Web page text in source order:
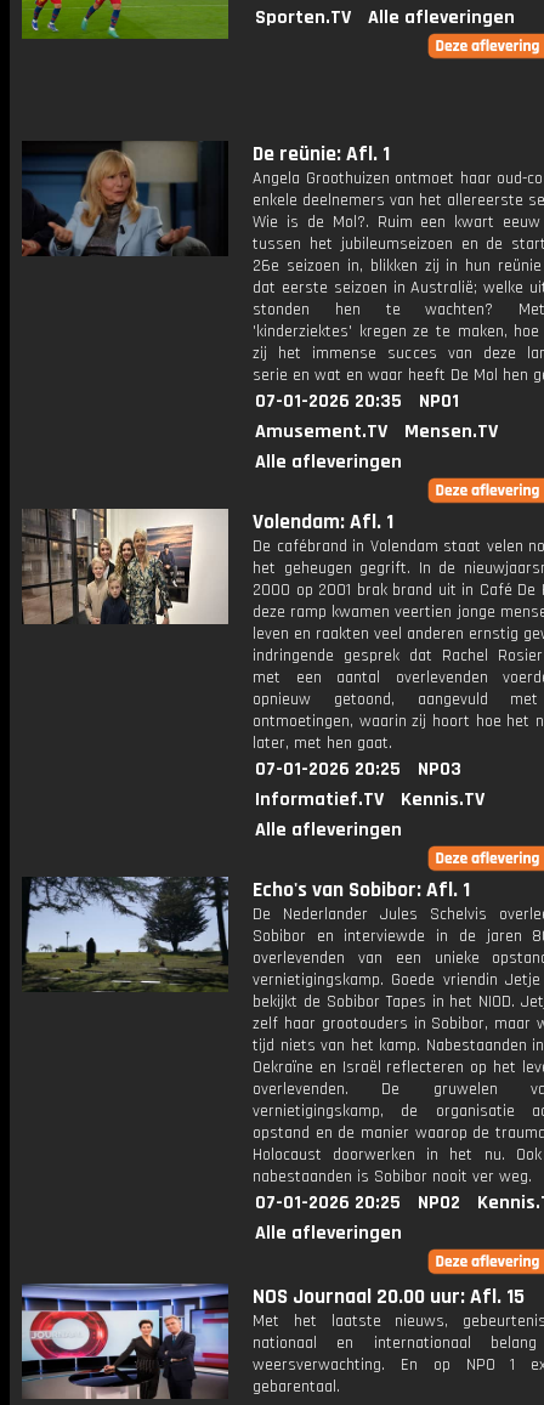
Sporten.TV
Alle afleveringen
De reünie: Afl. 1
Angela Groothuizen ontmoet haar oud-
enkele deelnemers van het allereerste
Wie is de Mol?. Ruim een kwart
tussen het jubileumseizoen en de
26e seizoen in, blikken zij in hun
dat eerste seizoen in Australië; welke
stonden hen te wachten?
'kinderziektes' kregen ze te maken,
zij het immense succes van deze
serie en wat en waar heeft De Mol hen
07-01-2026 20:35
NPO1
Amusement.TV
Mensen.TV
Alle afleveringen
Volendam: Afl. 1
De cafébrand in Volendam staat velen
het geheugen gegrift. In de
2000 op 2001 brak brand uit in Café De
deze ramp kwamen veertien jonge
leven en raakten veel anderen ernstig
indringende gesprek dat Rachel
met een aantal overlevenden
opnieuw getoond, aangevuld
ontmoetingen, waarin zij hoort hoe het
later, met hen gaat.
07-01-2026 20:25
NPO3
Informatief.TV
Kennis.TV
Alle afleveringen
Echo's van Sobibor: Afl. 1
De Nederlander Jules Schelvis
Sobibor en interviewde in de jaren
overlevenden van een unieke
vernietigingskamp. Goede vriendin
bekijkt de Sobibor Tapes in het NIOD.
zelf haar grootouders in Sobibor, maar
tijd niets van het kamp. Nabestaanden
Oekraïne en Israël reflecteren op het
overlevenden. De gruwelen
vernietigingskamp, de organisatie
opstand en de manier waarop de
Holocaust doorwerken in het nu.
nabestaanden is Sobibor nooit ver weg.
07-01-2026 20:25 NPO2
Alle afleveringen
NOS Journaal 20.00 uur: Afl. 15
Met het laatste nieuws,
nationaal en internationaal
weersverwachting. En op NPO 1
gebarentaal.